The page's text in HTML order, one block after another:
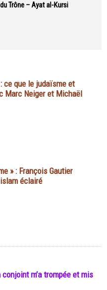
Trône – Ayat al-Kursi
ce que le judaïsme et
Marc Neiger et Michaël
» : François Gautier
éclairé
conjoint m’a trompée et mis